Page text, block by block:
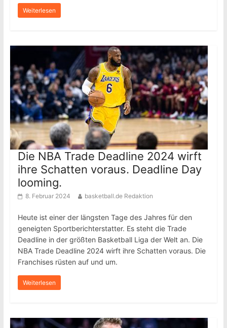
Weiterlesen
Die NBA Trade Deadline 2024 wirft
ihre Schatten voraus. Deadline Day
looming.
8. Februar 2024 basketball.de Redaktion
Heute ist einer der längsten Tage des Jahres für den
geneigten Sportberichterstatter. Es steht die Trade
Deadline in der größten Basketball Liga der Welt an. Die
NBA Trade Deadline 2024 wirft ihre Schatten voraus. Die
Franchises rüsten auf und um.
Weiterlesen